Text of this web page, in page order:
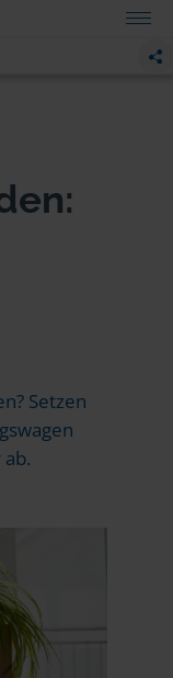
Setzen